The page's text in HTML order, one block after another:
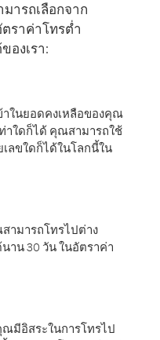
ารถเลือกจาก
ราค่าโทรต่ำ
องเรา:
าในยอดคงเหลือของคุณ
าใดก็ได้ คุณสามารถใช้
ลขใดก็ได้ในโลกนี้ใน
ามารถโทรไปต่าง
าน 30 วัน ในอัตราค่า
มีอิสระในการโทรไป